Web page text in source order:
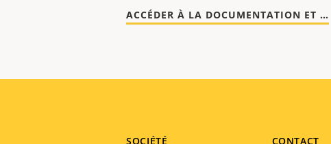
ACCÉDER À LA DOCUMENTATION ET AUX LOGICIELS
SOCIÉTÉ CONTACT